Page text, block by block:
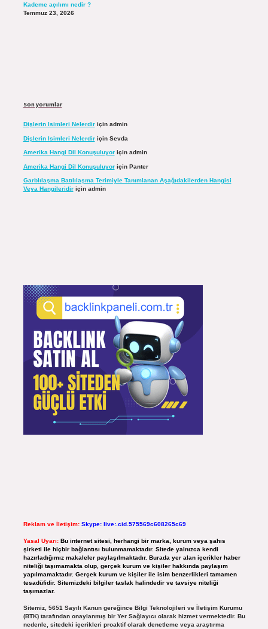
Kademe açılımı nedir ?
Temmuz 23, 2026
Son yorumlar
Dişlerin Isimleri Nelerdiriçin admin
Dişlerin Isimleri Nelerdiriçin Sevda
Amerika Hangi Dil Konuşuluyoriçin admin
Amerika Hangi Dil Konuşuluyoriçin Panter
Garblılaşma Batılılaşma Terimiyle Tanımlanan Aşağıdakilerden Hangisi
Veya Hangileridiriçin admin
Reklam ve İletişim: Skype: live:.cid.575569c608265c69
Yasal Uyarı: Bu internet sitesi, herhangi bir marka, kurum veya şahıs
şirketi ile hiçbir bağlantısı bulunmamaktadır. Sitede yalnızca kendi
hazırladığımız makaleler paylaşılmaktadır. Burada yer alan içerikler haber
niteliği taşımamakta olup, gerçek kurum ve kişiler hakkında paylaşım
yapılmamaktadır. Gerçek kurum ve kişiler ile isim benzerlikleri tamamen
tesadüfidir. Sitemizdeki bilgiler taslak halindedir ve tavsiye niteliği
taşımazlar.
Sitemiz, 5651 Sayılı Kanun gereğince Bilgi Teknolojileri ve İletişim Kurumu
(BTK) tarafından onaylanmış bir Yer Sağlayıcı olarak hizmet vermektedir. Bu
nedenle, sitedeki içerikleri proaktif olarak denetleme veya araştırma